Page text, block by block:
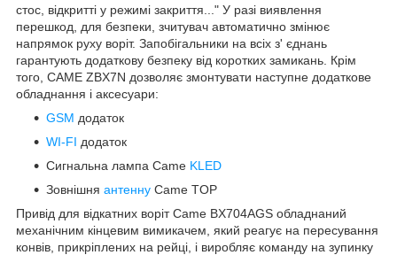
стос, відкритті у режимі закриття..." У разі виявлення
перешкод, для безпеки, зчитувач автоматично змінює
напрямок руху воріт. Запобігальники на всіх з' єднань
гарантують додаткову безпеку від коротких замикань. Крім
того, CAME ZBX7N дозволяє змонтувати наступне додаткове
обладнання і аксесуари:
GSM додаток
WI-FI додаток
Сигнальна лампа Came KLED
Зовнішня антенну Came TOP
Привід для відкатних воріт Came BX704AGS обладнаний
механічним кінцевим вимикачем, який реагує на пересування
конвів, прикріплених на рейці, і виробляє команду на зупинку